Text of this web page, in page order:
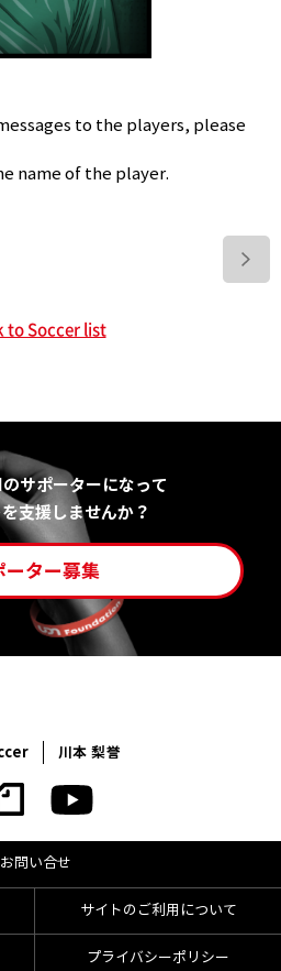
to the players, please
name of the player.
to Soccer list
サポーターになって
支援しませんか？
ーター募集
川本 梨誉
お問い合せ
サイトのご利用について
プライバシーポリシー